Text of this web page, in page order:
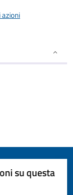
azioni
su questa